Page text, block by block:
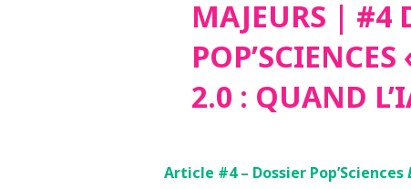
MAJEURS | #4
2.0 : QUAND
Article #4 – Dossier Pop’Sciences